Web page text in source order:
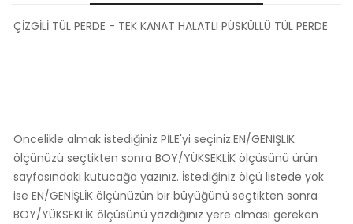
ÇİZGİLİ TÜL PERDE - TEK KANAT HALATLI PÜSKÜLLÜ TÜL PERDE
Öncelikle almak istediğiniz PİLE'yi seçiniz.EN/GENİŞLİK
ölçünüzü seçtikten sonra BOY/YÜKSEKLİK ölçüsünü ürün
sayfasındaki kutucağa yazınız. İstediğiniz ölçü listede yok
ise EN/GENİŞLİK ölçünüzün bir büyüğünü seçtikten sonra
BOY/YÜKSEKLİK ölçüsünü yazdığınız yere olması gereken